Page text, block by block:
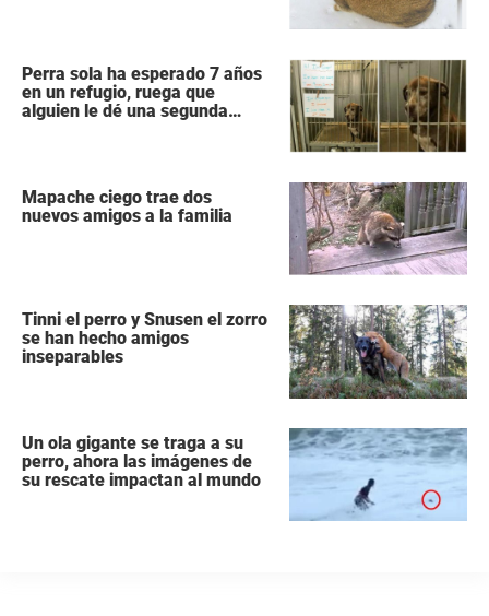
Perra sola ha esperado 7 años
en un refugio, ruega que
alguien le dé una segunda
Mapache ciego trae dos
nuevos amigos a la familia
Tinni el perro y Snusen el zorro
se han hecho amigos
inseparables
Un ola gigante se traga a su
perro, ahora las imágenes de
su rescate impactan al mundo